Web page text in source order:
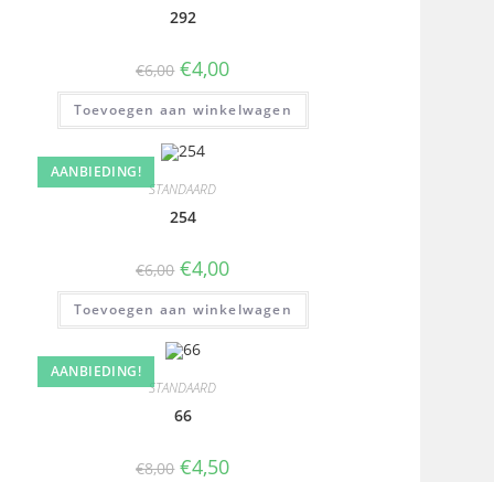
292
€6,00 €4,00
Toevoegen aan winkelwagen
AANBIEDING!
STANDAARD
254
€6,00 €4,00
Toevoegen aan winkelwagen
AANBIEDING!
STANDAARD
66
€8,00 €4,50